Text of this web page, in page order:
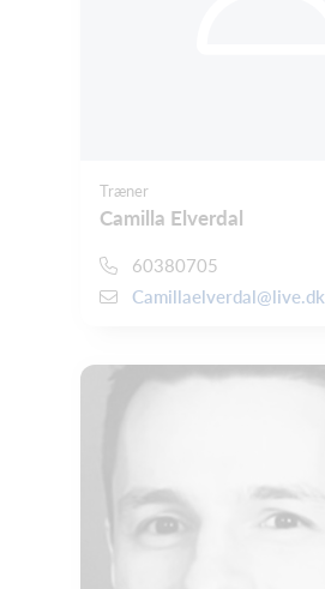
Træner
Camilla Elverdal
60380705
Camillaelverdal@live.dk